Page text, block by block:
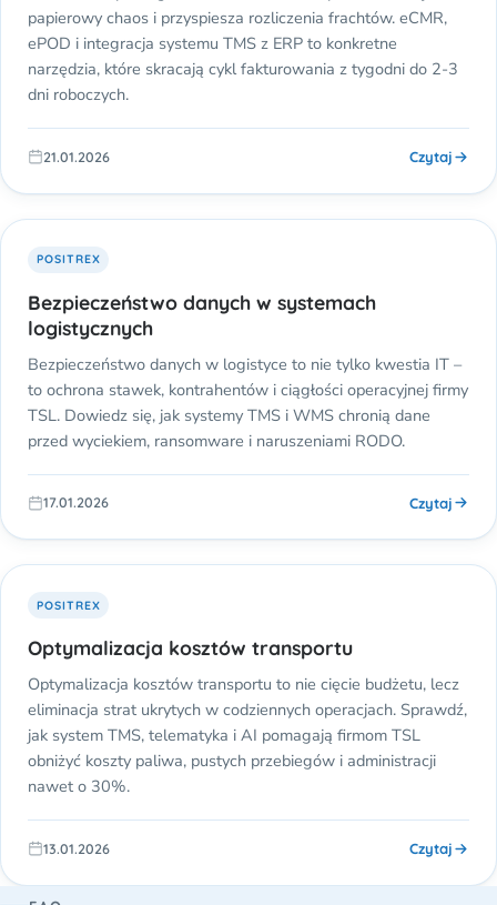
papierowy chaos i przyspiesza rozliczenia frachtów. eCMR,
ePOD i integracja systemu TMS z ERP to konkretne
narzędzia, które skracają cykl fakturowania z tygodni do 2-3
dni roboczych.
21.01.2026 Czytaj
POSITREX
Bezpieczeństwo danych w systemach
logistycznych
Bezpieczeństwo danych w logistyce to nie tylko kwestia IT –
to ochrona stawek, kontrahentów i ciągłości operacyjnej firmy
TSL. Dowiedz się, jak systemy TMS i WMS chronią dane
przed wyciekiem, ransomware i naruszeniami RODO.
17.01.2026 Czytaj
POSITREX
Optymalizacja kosztów transportu
Optymalizacja kosztów transportu to nie cięcie budżetu, lecz
eliminacja strat ukrytych w codziennych operacjach. Sprawdź,
jak system TMS, telematyka i AI pomagają firmom TSL
obniżyć koszty paliwa, pustych przebiegów i administracji
nawet o 30%.
13.01.2026 Czytaj